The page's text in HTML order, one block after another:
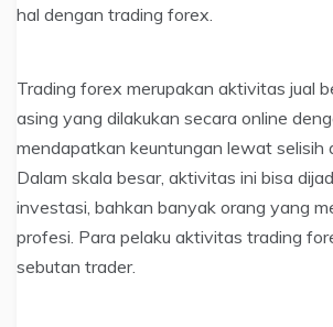
hal dengan trading forex.
Trading forex merupakan aktivitas jual
asing yang dilakukan secara online
mendapatkan keuntungan lewat selisih
Dalam skala besar, aktivitas ini bisa
investasi, bahkan banyak orang yang
profesi. Para pelaku aktivitas trading
sebutan trader.